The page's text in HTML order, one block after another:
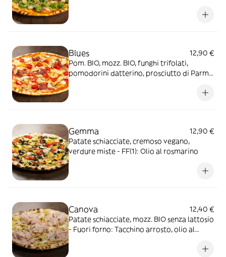
Blues
12,90 €
Pom. BIO, mozz. BIO, funghi trifolati,
pomodorini datterino, prosciutto di Parma
Gemma
12,90 €
Patate schiacciate, cremoso vegano,
verdure miste - FF(1): Olio al rosmarino
Canova
12,40 €
Patate schiacciate, mozz. BIO senza lattosio
- Fuori forno: Tacchino arrosto, olio al